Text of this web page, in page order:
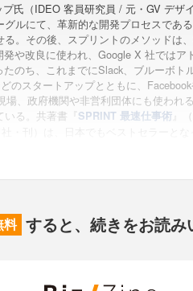
氏（IDEO 客員研究員 / 元・GV デザ
グルにて、革新的な開発プロセスであ
。その後、スプリントのメソッドは
や改良に使われ、Google X 社ではア
のち、これまでにSlack、ブルーボト
のスタートアップとともに、
、政府機関や非営利団体にも使われ
る。共著書『 SPRINT 最速仕事術 』
料 すると、続きをお読み